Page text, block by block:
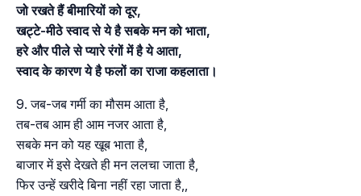
जो रखते हैं बीमारियों को दूर,
खट्टे-मीठे स्वाद से ये है सबके मन को भाता,
हरे और पीले से प्यारे रंगों में है ये आता,
स्वाद के कारण ये है फलों का राजा कहलाता।
जब-जब गर्मी का मौसम आता है,
तब-तब आम ही आम नजर आता है,
सबके मन को यह खूब भाता है,
बाजार में इसे देखते ही मन ललचा जाता है,
फिर उन्हें खरीदे बिना नहीं रहा जाता है,,